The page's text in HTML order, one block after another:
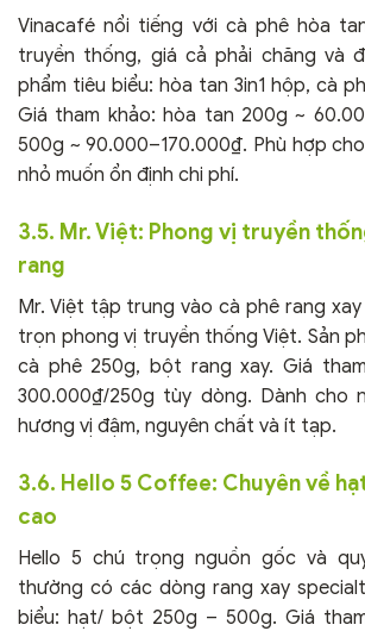
Vinacafé nổi tiếng với cà phê hòa
truyền thống, giá cả phải chăng và
phẩm tiêu biểu: hòa tan 3in1 hộp, cà
Giá tham khảo: hòa tan 200g ~
500g ~ 90.000–170.000₫. Phù hợp
nhỏ muốn ổn định chi phí.
3.5. Mr. Việt: Phong vị truyền
rang
Mr. Việt tập trung vào cà phê rang
trọn phong vị truyền thống Việt. Sản
cà phê 250g, bột rang xay. Giá
300.000₫/250g tùy dòng. Dành cho
hương vị đậm, nguyên chất và ít tạp.
3.6. Hello 5 Coffee: Chuyên về
cao
Hello 5 chú trọng nguồn gốc và
thường có các dòng rang xay
biểu: hạt/ bột 250g – 500g. Giá